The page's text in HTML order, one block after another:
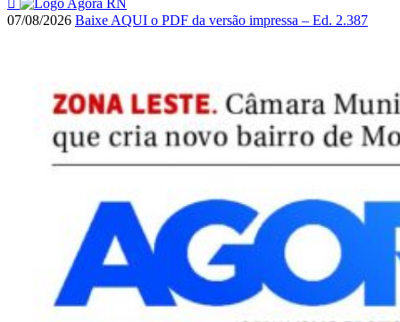
07/08/2026 Baixe AQUI o PDF da versão impressa – Ed. 2.387